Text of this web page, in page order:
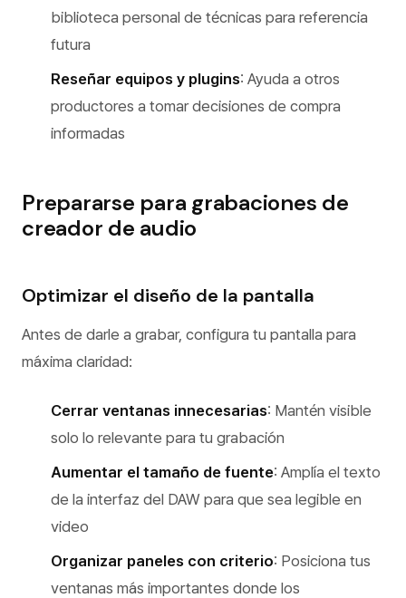
biblioteca personal de técnicas para referencia
futura
Reseñar equipos y plugins: Ayuda a otros
productores a tomar decisiones de compra
informadas
Prepararse para grabaciones de
creador de audio
Optimizar el diseño de la pantalla
Antes de darle a grabar, configura tu pantalla para
máxima claridad:
Cerrar ventanas innecesarias: Mantén visible
solo lo relevante para tu grabación
Aumentar el tamaño de fuente: Amplía el texto
de la interfaz del DAW para que sea legible en
video
Organizar paneles con criterio: Posiciona tus
ventanas más importantes donde los